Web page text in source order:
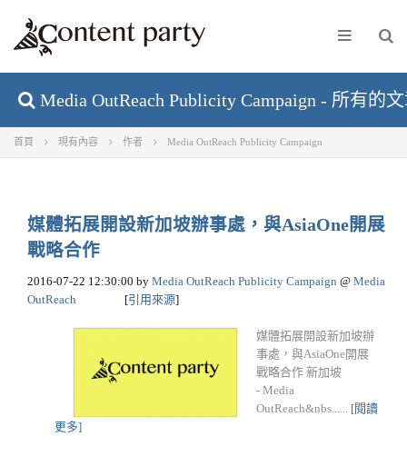
Media OutReach Publicity Campaign - 所有的
首頁 現有內容 作者 Media OutReach Publicity Campaign
媒體拓展開設新加坡辦事處，與AsiaOne開展
戰略合作
2016-07-22 12:30:00 by Media OutReach Publicity Campaign @ Media
OutReach
[引用來源]
媒體拓展開設新加坡辦
事處，與AsiaOne開展
戰略合作 新加坡
- Media
OutReach&nbs...... [閱讀
更多]